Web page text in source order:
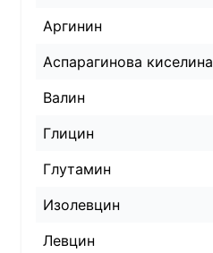
Аргинин
Аспарагинова киселина
Валин
Глицин
Глутамин
Изолевцин
Левцин